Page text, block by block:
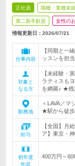
正社員 職種・業種未
第二新卒歓迎 女性の
情報更新日：2026/07/21
仕事内容
【同期と一
ッスンを担
対象と
なる方
【未経験・
ラティスも
を網羅♪ ★残
勤務地
＜LAVA／
★駅から徒
給与
【全国】月
ア】東京・
初年度
年収
400万円～